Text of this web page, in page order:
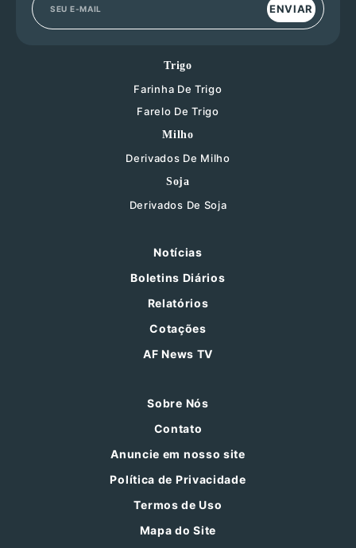
ENVIAR
Trigo
Farinha De Trigo
Farelo De Trigo
Milho
Derivados De Milho
Soja
Derivados De Soja
Notícias
Boletins Diários
Relatórios
Cotações
AF News TV
Sobre Nós
Contato
Anuncie em nosso site
Política de Privacidade
Termos de Uso
Mapa do Site